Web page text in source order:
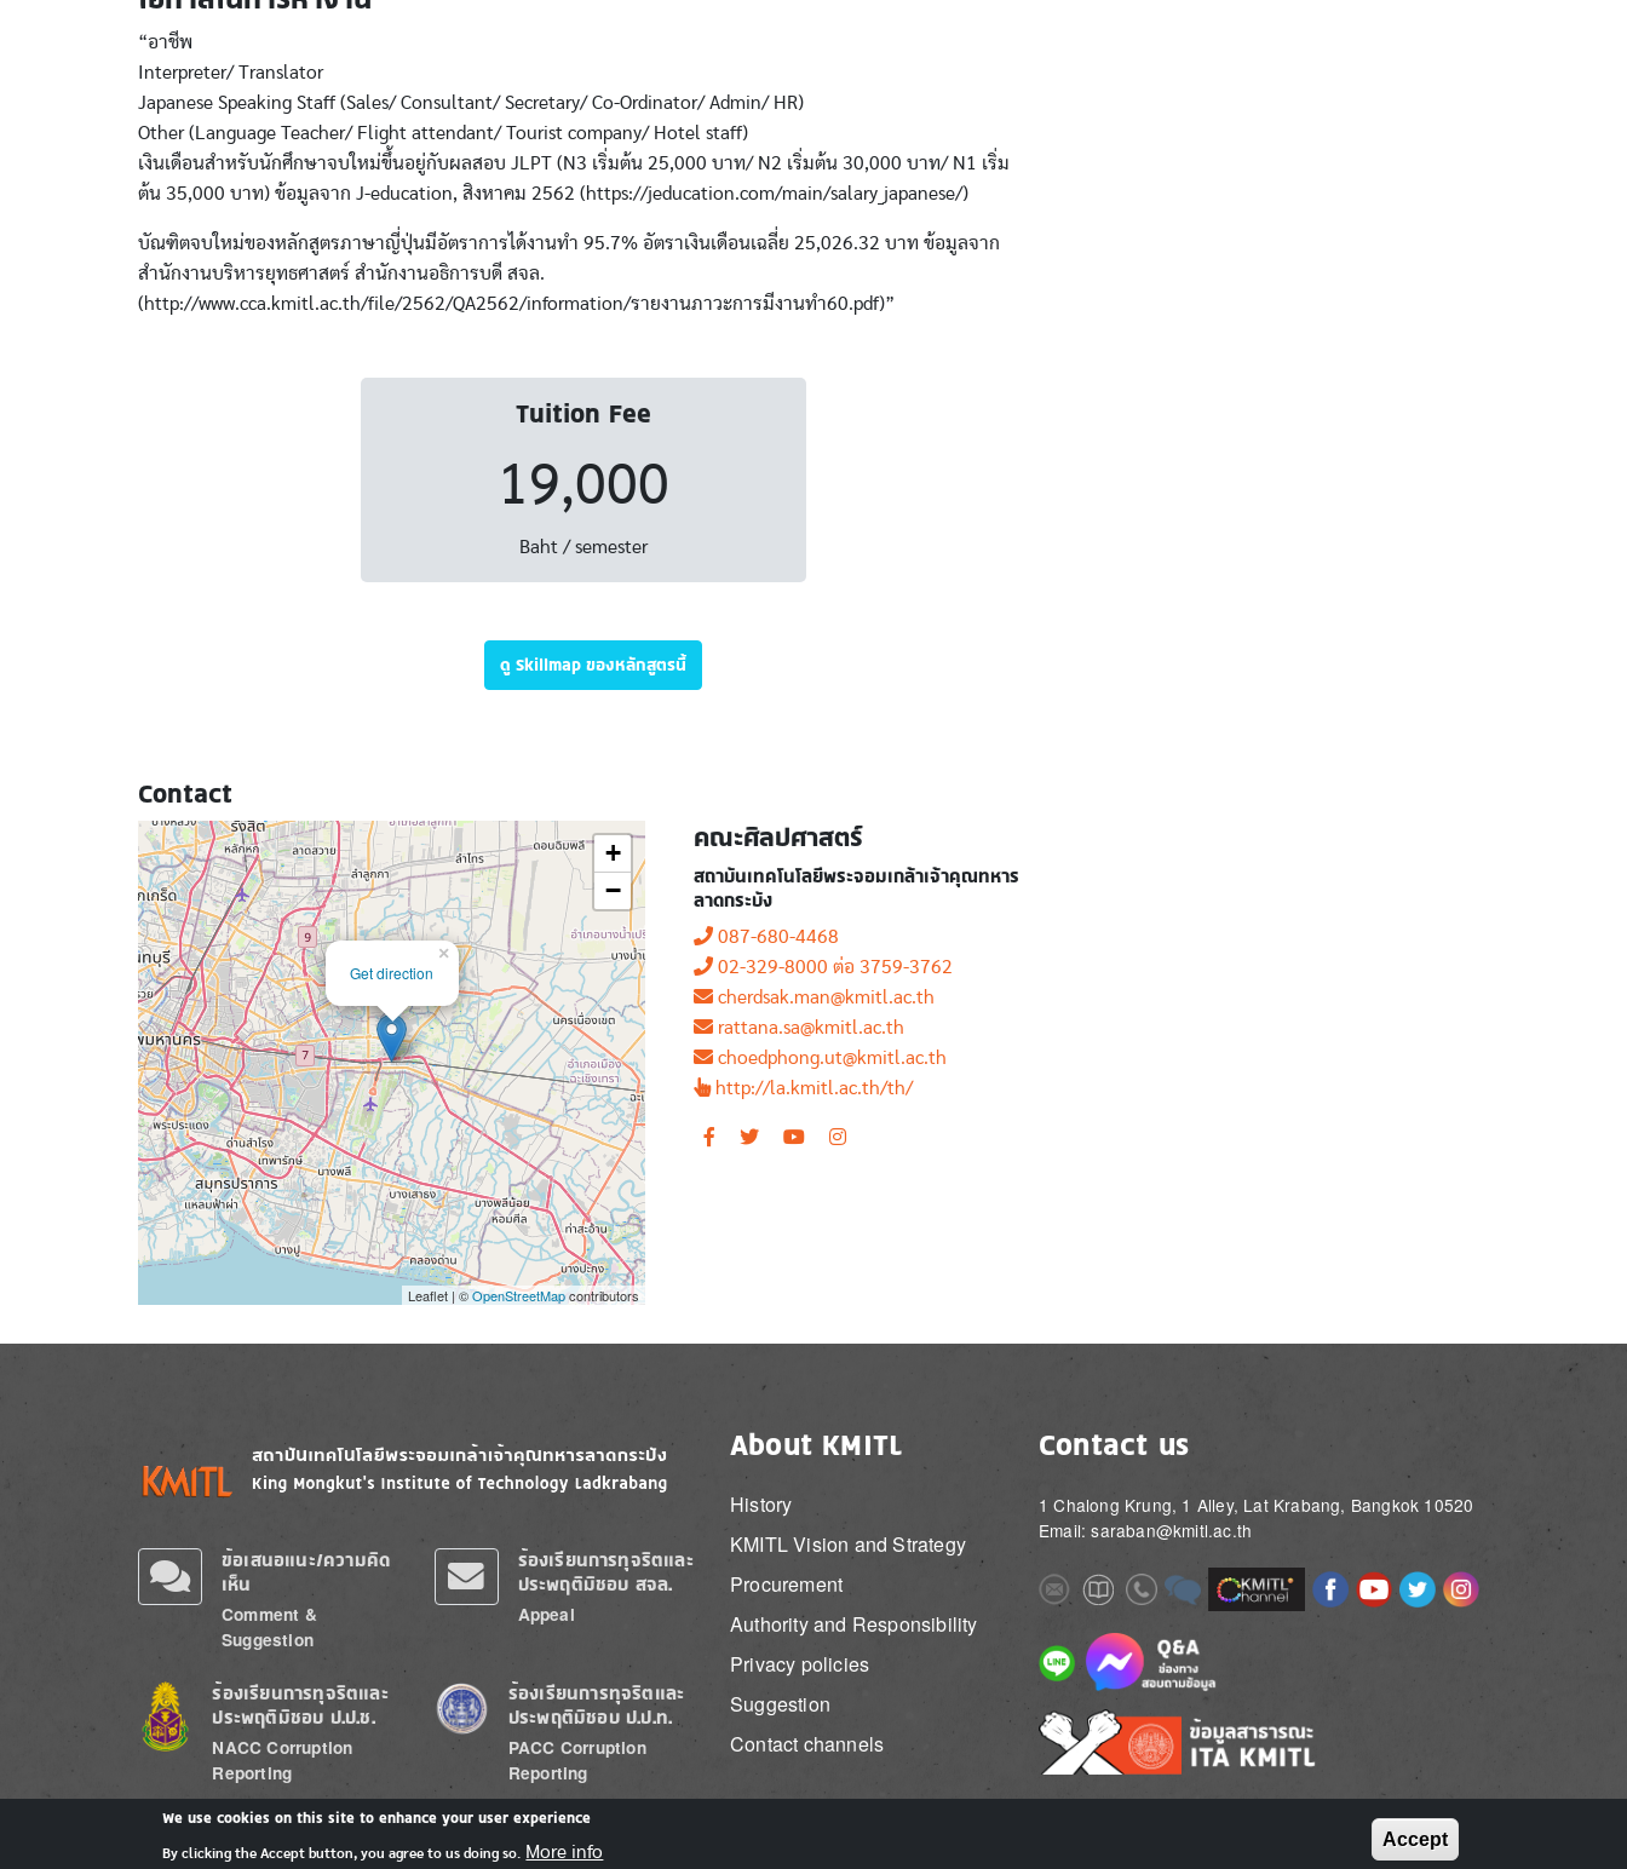
“อาชีพ
Interpreter/ Translator
Japanese Speaking Staff (Sales/ Consultant/ Secretary/ Co-Ordinator/ Admin/ HR)
Other (Language Teacher/ Flight attendant/ Tourist company/ Hotel staff)
เงินเดือนสำหรับนักศึกษาจบใหม่ขึ้นอยู่กับผลสอบ JLPT (N3 เริ่มต้น 25,000 บาท/ N2 เริ่มต้น 30,000 บาท/ N1 เริ่ม
ต้น 35,000 บาท) ข้อมูลจาก J-education, สิงหาคม 2562 (https://jeducation.com/main/salary_japanese/)
บัณฑิตจบใหม่ของหลักสูตรภาษาญี่ปุ่นมีอัตราการได้งานทำ 95.7% อัตราเงินเดือนเฉลี่ย 25,026.32 บาท ข้อมูลจาก
สำนักงานบริหารยุทธศาสตร์ สำนักงานอธิการบดี สจล.
(http://www.cca.kmitl.ac.th/file/2562/QA2562/information/รายงานภาวะการมีงานทำ60.pdf)”
Tuition Fee
19,000
Baht / semester
ดู Skillmap ของหลักสูตรนี้
Contact
Get direction
×
+
−
Leaflet | ©OpenStreetMapcontributors
คณะศิลปศาสตร์
สถาบันเทคโนโลยีพระจอมเกล้าเจ้าคุณทหาร
ลาดกระบัง
087-680-4468
02-329-8000 ต่อ 3759-3762
cherdsak.man@kmitl.ac.th
rattana.sa@kmitl.ac.th
choedphong.ut@kmitl.ac.th
http://la.kmitl.ac.th/th/
Image Image
ข้อเสนอแนะ/ความคิด
เห็น
Comment &
Suggestion
ร้องเรียนการทุจริตและ
ประพฤติมิชอบ สจล.
Appeal
Image
ร้องเรียนการทุจริตและ
ประพฤติมิชอบ ป.ป.ช.
NACC Corruption
Reporting
Image
ร้องเรียนการทุจริตและ
ประพฤติมิชอบ ป.ป.ท.
PACC Corruption
Reporting
About KMITL
History
KMITL Vision and Strategy
Procurement
Authority and Responsibility
Privacy policies
Suggestion
Contact channels
Contact us
1 Chalong Krung, 1 Alley, Lat Krabang, Bangkok 10520
Email: saraban@kmitl.ac.th
ImageImageImageImage Image ImageImageImageImage
Image Image
Image
We use cookies on this site to enhance your user experience
By clicking the Accept button, you agree to us doing so. More info
Accept